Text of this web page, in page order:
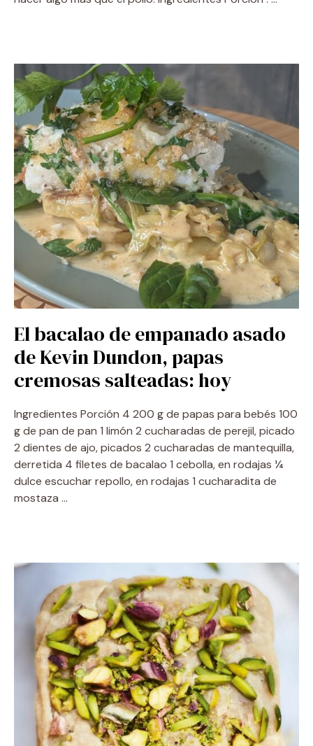
El bacalao de empanado asado
de Kevin Dundon, papas
cremosas salteadas: hoy
Ingredientes Porción 4 200 g de papas para bebés 100
g de pan de pan 1 limón 2 cucharadas de perejil, picado
2 dientes de ajo, picados 2 cucharadas de mantequilla,
derretida 4 filetes de bacalao 1 cebolla, en rodajas ¼
dulce escuchar repollo, en rodajas 1 cucharadita de
mostaza …